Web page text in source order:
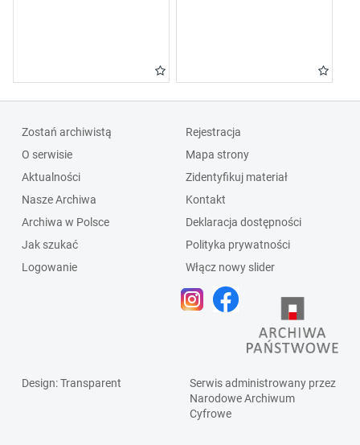
Zostań archiwistą
O serwisie
Aktualności
Nasze Archiwa
Archiwa w Polsce
Jak szukać
Logowanie
Rejestracja
Mapa strony
Zidentyfikuj materiał
Kontakt
Deklaracja dostępności
Polityka prywatności
Włącz nowy slider
Design: Transparent
Serwis administrowany przez
Narodowe Archiwum
Cyfrowe